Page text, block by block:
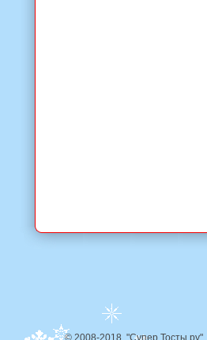
© 2008-2018, "Супер Тосты.ру",